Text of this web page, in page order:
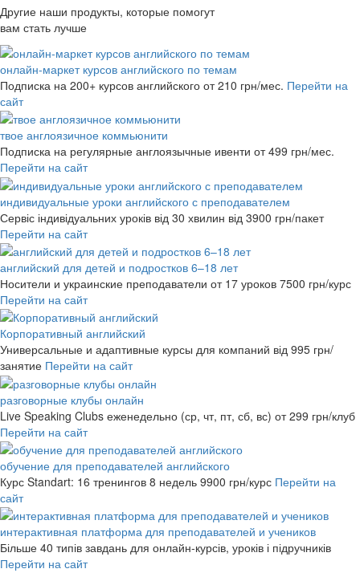
Другие наши продукты, которые помогут
вам стать лучше
онлайн-маркет курсов английского по темам
Подписка на 200+ курсов английского от 210 грн/мес. Перейти на
сайт
твое англоязичное коммьюнити
Подписка на регулярные англоязычные ивенти от 499 грн/мес.
Перейти на сайт
индивидуальные уроки английского с преподавателем
Сервіс індивідуальних уроків від 30 хвилин від 3900 грн/пакет
Перейти на сайт
английский для детей и подростков 6–18 лет
Носители и украинские преподаватели от 17 уроков 7500 грн/курс
Перейти на сайт
Корпоративный английский
Универсальные и адаптивные курсы для компаний від 995 грн/
занятие Перейти на сайт
разговорные клубы онлайн
Live Speaking Clubs еженедельно (ср, чт, пт, сб, вс) от 299 грн/клуб
Перейти на сайт
обучение для преподавателей английского
Курс Standart: 16 тренингов 8 недель 9900 грн/курс Перейти на
сайт
интерактивная платформа для преподавателей и учеников
Більше 40 типів завдань для онлайн-курсів, уроків і підручників
Перейти на сайт